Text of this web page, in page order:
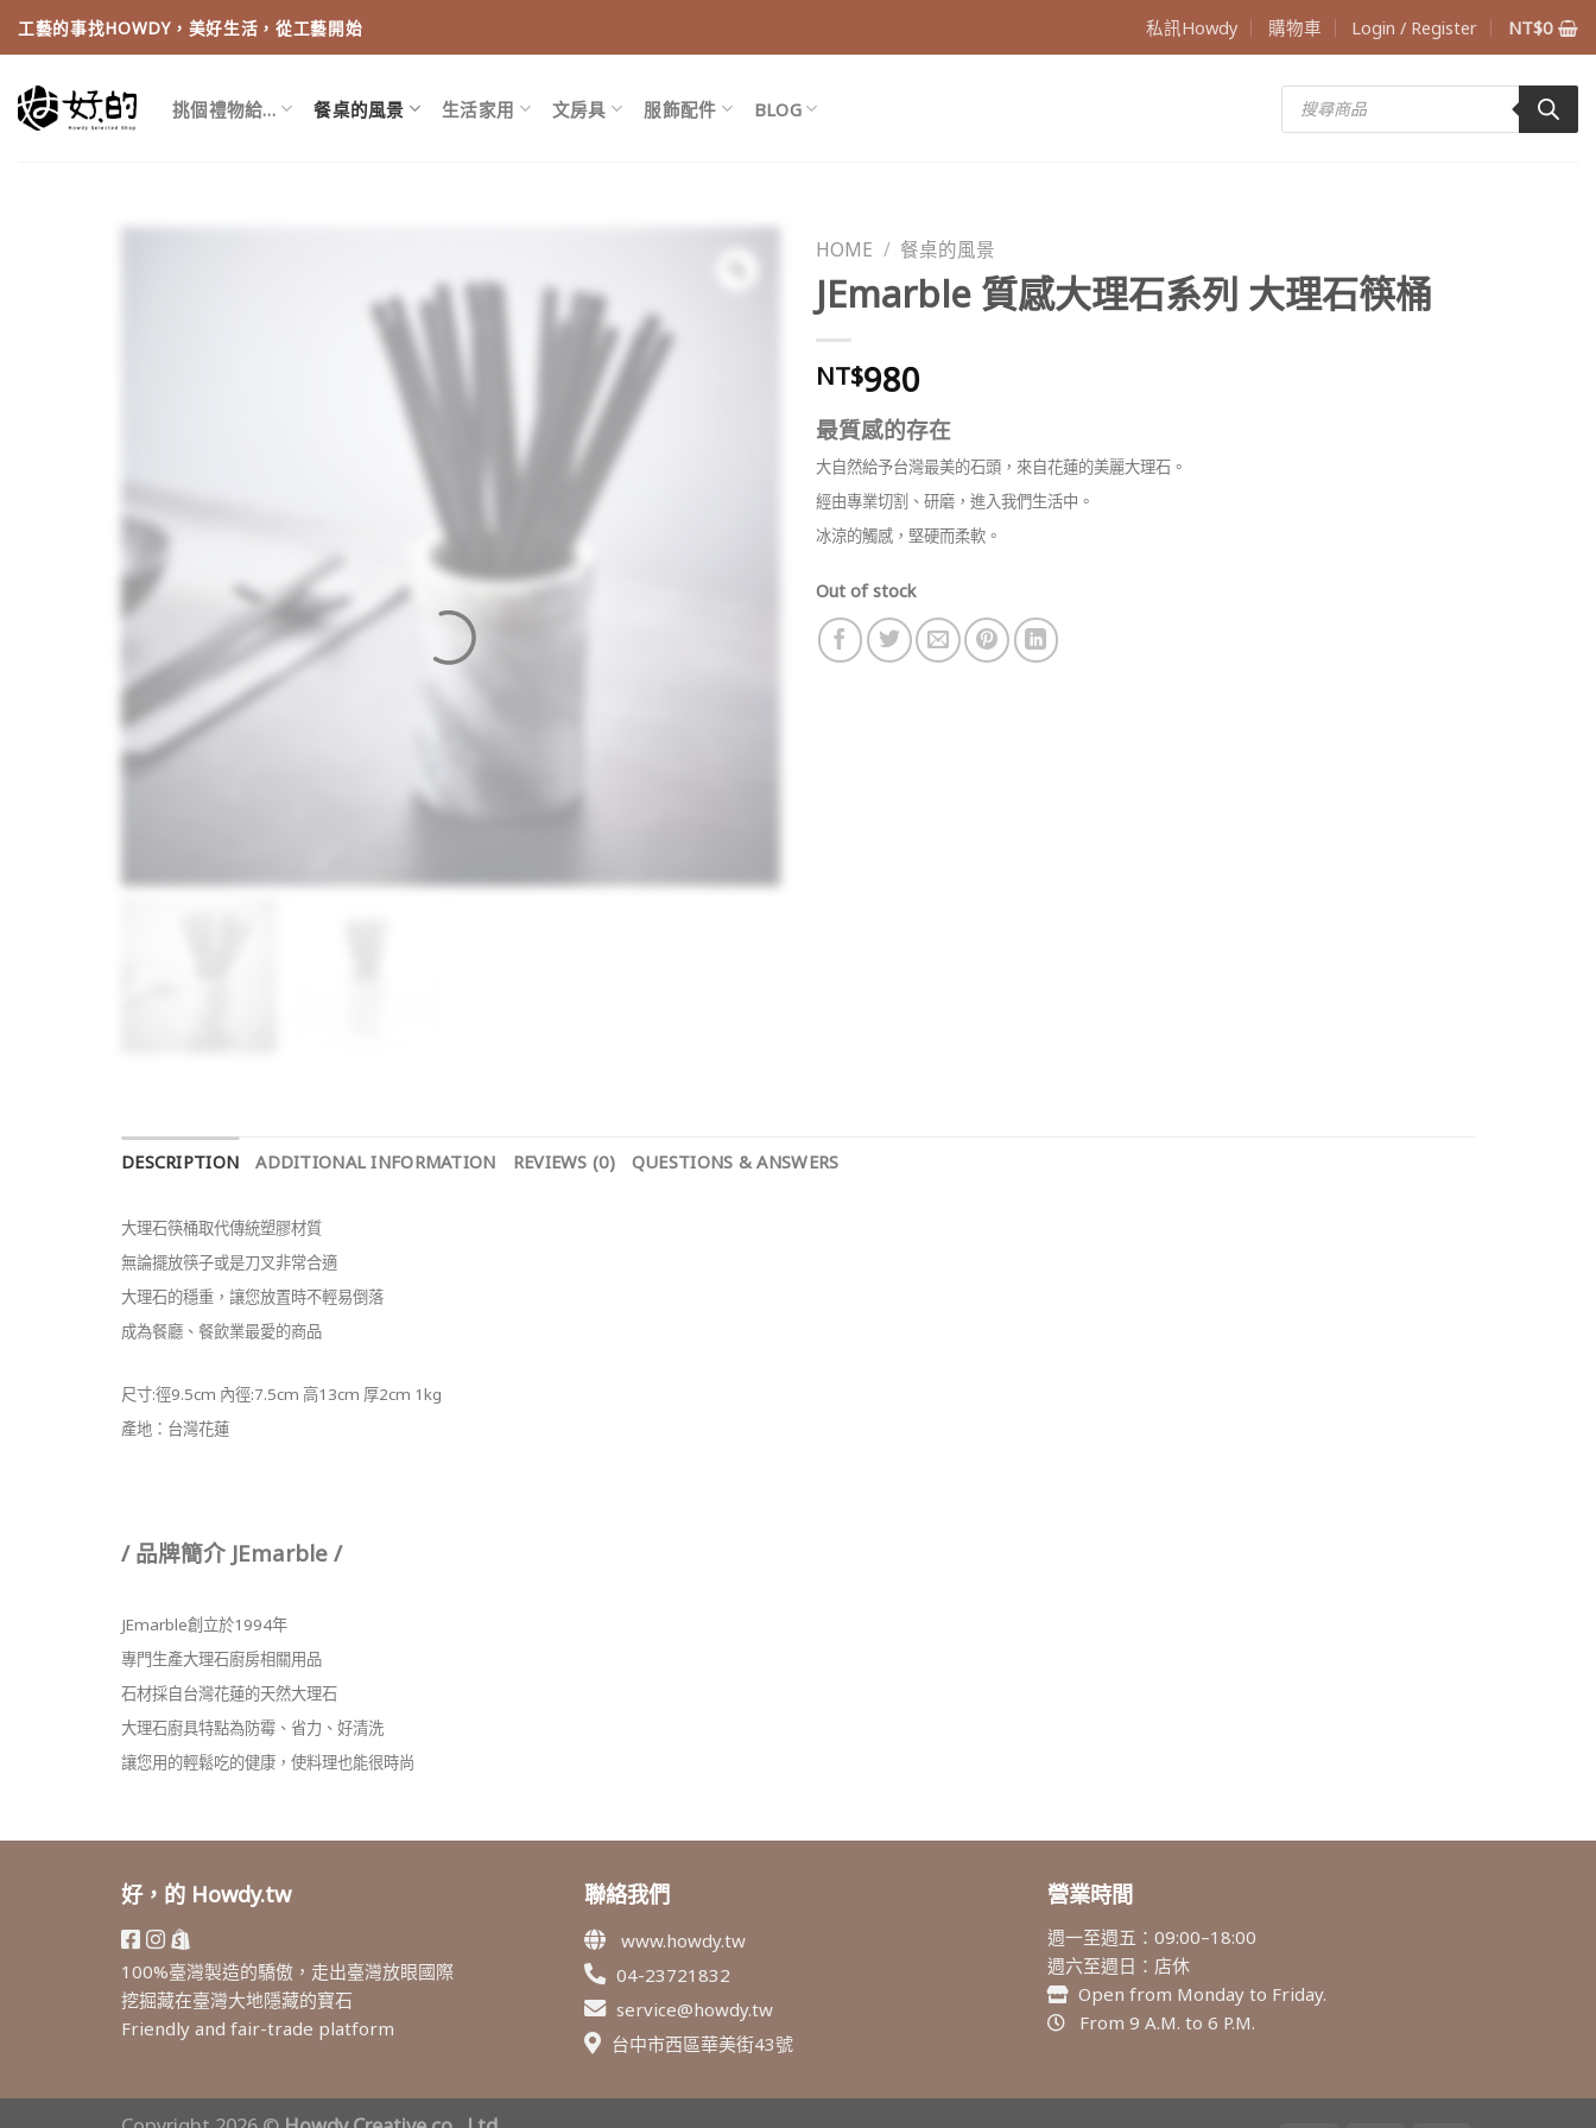
Skip
to
content
工藝的事找HOWDY，美好生活，從工藝開始 私訊Howdy 購物車 Login / Register NT$0
挑個禮物給… 餐桌的風景 生活家用 文房具 服飾配件 BLOG
Products
search
HOME / 餐桌的風景
JEmarble 質感大理石系列 大理石筷桶
NT$980
最質感的存在
大自然給予台灣最美的石頭，來自花蓮的美麗大理石。
經由專業切割、研磨，進入我們生活中。
冰涼的觸感，堅硬而柔軟。
Out of stock
DESCRIPTION ADDITIONAL INFORMATION REVIEWS (0) QUESTIONS & ANSWERS
大理石筷桶取代傳統塑膠材質
無論擺放筷子或是刀叉非常合適
大理石的穩重，讓您放置時不輕易倒落
成為餐廳、餐飲業最愛的商品
尺寸:徑9.5cm 內徑:7.5cm 高13cm 厚2cm 1kg
產地：台灣花蓮
/ 品牌簡介 JEmarble /
JEmarble創立於1994年
專門生產大理石廚房相關用品
石材採自台灣花蓮的天然大理石
大理石廚具特點為防霉、省力、好清洗
讓您用的輕鬆吃的健康，使料理也能很時尚
好，的 Howdy.tw
100%臺灣製造的驕傲，走出臺灣放眼國際
挖掘藏在臺灣大地隱藏的寶石
Friendly and fair-trade platform
聯絡我們
www.howdy.tw
04-23721832
service@howdy.tw
台中市西區華美街43號
營業時間
週一至週五：09:00–18:00
週六至週日：店休
Open from Monday to Friday.
From 9 A.M. to 6 P.M.